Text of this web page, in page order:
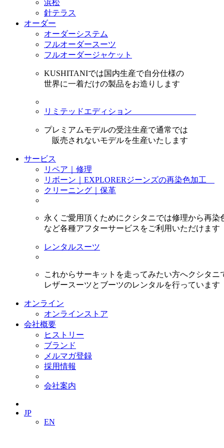
浜松
針テラス
オーダー
オーダーシステム
フルオーダースーツ
フルオーダージャケット
KUSHITANIでは国内生産で自分仕様の
世界に一着だけの製品をお造りします
リミテッドエディション
プレミアムモデルの受注生産で通常では
販売されないモデルを生産いたします
サービス
リペア｜修理
リボーン｜EXPLORERジーンズの再染色加工
クリーニング｜保革
永くご愛用頂くためにクシタニでは修理から再染
など各種アフターサービスをご利用いただけます
レンタルスーツ
これからサーキットを走ってみたい方へクシタニ
レザースーツとブーツのレンタルを行っています
オンライン
オンラインストア
会社概要
ヒストリー
ブランド
メルマガ登録
採用情報
会社案内
JP
EN